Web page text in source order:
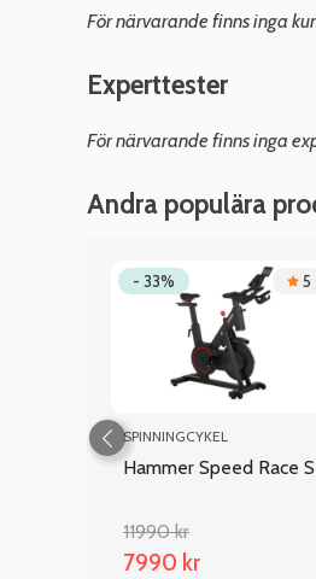
För närvarande finns inga
Experttester
För närvarande finns inga
Andra populära
- 33% 5
SPINNINGCYKEL
Hammer Speed Race S
11990 kr
7990 kr